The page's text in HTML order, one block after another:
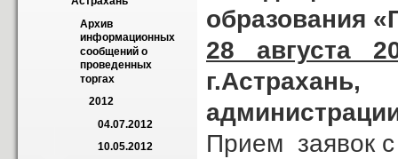
Архив
информационных
сообщений о
проведенных
торгах
2012
04.07.2012
10.05.2012
образования
28 августа
Прием заявок с